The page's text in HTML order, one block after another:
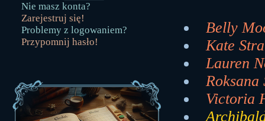
Nie masz konta?
Zarejestruj się!
Problemy z logowaniem?
Przypomnij hasło!
Belly
Kate
Lauren
Victoria